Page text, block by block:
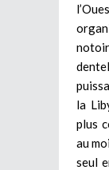
la
plus
au
seul